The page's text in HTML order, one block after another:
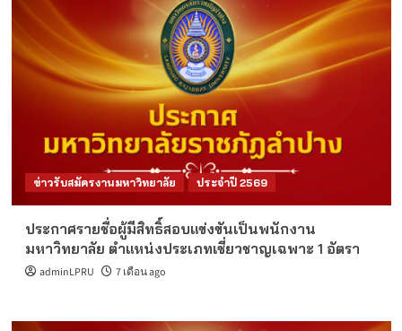
ข่าวรับสมัครงานมหาวิทยาลัย ประจำปี 2569
ประกาศรายชื่อผู้มีสิทธิ์สอบแข่งขันเป็นพนักงาน
มหาวิทยาลัย ตำแหน่งประเภทเชี่ยวชาญเฉพาะ 1 อัตรา
adminLPRU 7 เดือน ago